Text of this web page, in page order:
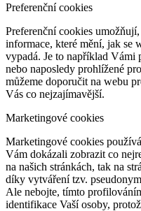
Preferenční cookies
Preferenční cookies
informace, které mění, jak se
vypadá. Je to například Vámi
nebo naposledy prohlížené
můžeme doporučit na webu
Vás co nejzajímavější.
Marketingové cookies
Marketingové cookies
Vám dokázali zobrazit co
na našich stránkách, tak na
díky vytváření tzv.
Ale nebojte, tímto
identifikace Vaší osoby,